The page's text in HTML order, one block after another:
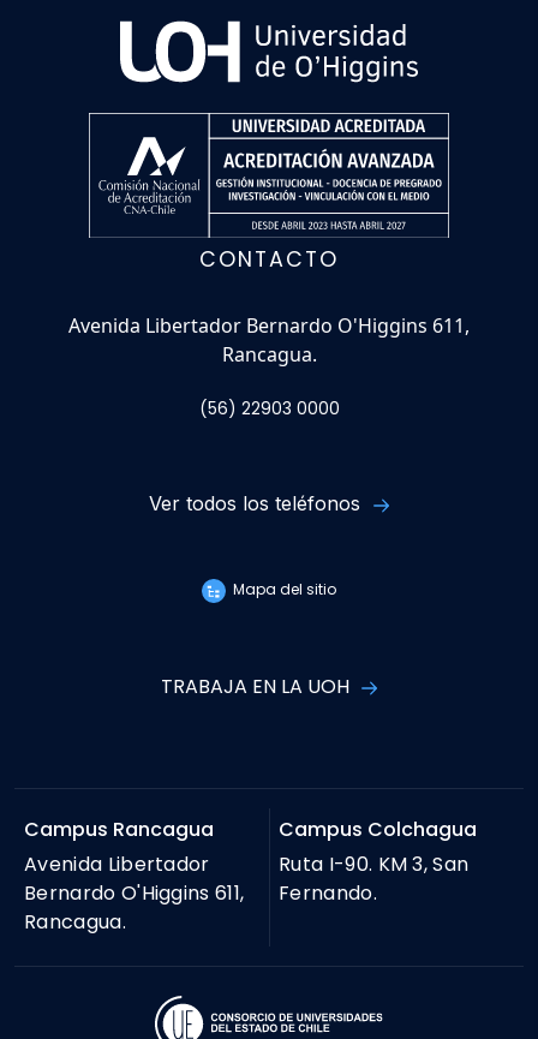
CONTACTO
Avenida Libertador Bernardo O'Higgins 611,
Rancagua.
(56) 22903 0000
Ver todos los teléfonos
Mapa del sitio
TRABAJA EN LA UOH
Campus Rancagua
Avenida Libertador
Bernardo O'Higgins 611,
Rancagua.
Campus Colchagua
Ruta I-90. KM 3, San
Fernando.